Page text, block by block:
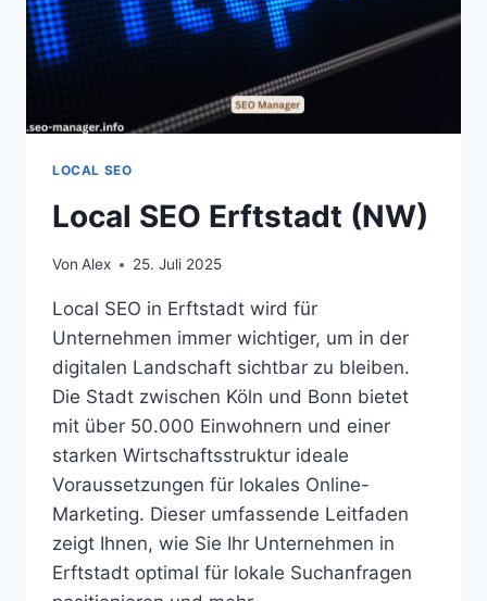
LOCAL SEO
Local SEO Erftstadt (NW)
Von Alex 25. Juli 2025
Local SEO in Erftstadt wird für
Unternehmen immer wichtiger, um in der
digitalen Landschaft sichtbar zu bleiben.
Die Stadt zwischen Köln und Bonn bietet
mit über 50.000 Einwohnern und einer
starken Wirtschaftsstruktur ideale
Voraussetzungen für lokales Online-
Marketing. Dieser umfassende Leitfaden
zeigt Ihnen, wie Sie Ihr Unternehmen in
Erftstadt optimal für lokale Suchanfragen